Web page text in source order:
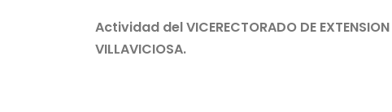
Actividad del VICERECTORADO DE
VILLAVICIOSA.